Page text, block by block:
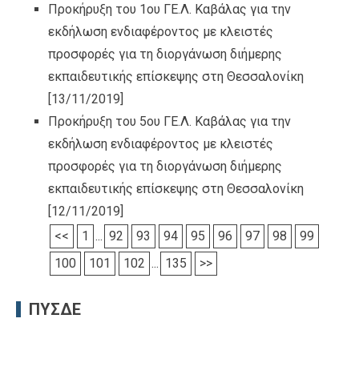
Προκήρυξη του 1ου ΓΕ.Λ. Καβάλας για την
εκδήλωση ενδιαφέροντος με κλειστές
προσφορές για τη διοργάνωση διήμερης
εκπαιδευτικής επίσκεψης στη Θεσσαλονίκη
[13/11/2019]
Προκήρυξη του 5ου ΓΕ.Λ. Καβάλας για την
εκδήλωση ενδιαφέροντος με κλειστές
προσφορές για τη διοργάνωση διήμερης
εκπαιδευτικής επίσκεψης στη Θεσσαλονίκη
[12/11/2019]
<<
1 ... 92 93 94 95 96 97 98
99
100
101 102 ... 135 >>
ΠΥΣΔΕ